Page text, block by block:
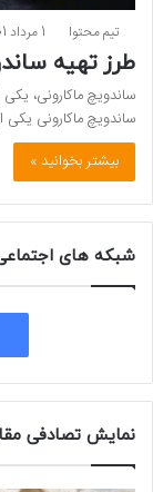
تیم محتوا 1 مرداد 1401
طرز تهیه
ساندویچ ماکارونی،
ساندویچ ماکارونی
بیشتر بخوانید »
شبکه های
نمایش تصادفی